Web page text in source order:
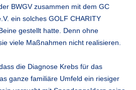
BWGV zusammen mit dem GC
ein solches GOLF CHARITY
gestellt hatte. Denn ohne
viele Maßnahmen nicht realisieren.
die Diagnose Krebs für das
ganze familiäre Umfeld ein riesiger